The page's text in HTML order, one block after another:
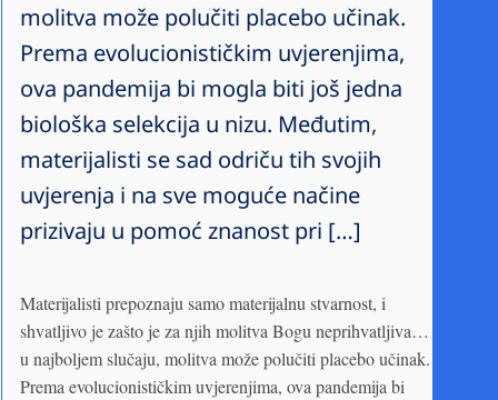
molitva može polučiti placebo učinak.
Prema evolucionističkim uvjerenjima,
ova pandemija bi mogla biti još jedna
biološka selekcija u nizu. Međutim,
materijalisti se sad odriču tih svojih
uvjerenja i na sve moguće načine
prizivaju u pomoć znanost pri […]
Materijalisti prepoznaju samo materijalnu stvarnost, i
shvatljivo je zašto je za njih molitva Bogu neprihvatljiva…
u najboljem slučaju, molitva može polučiti placebo učinak.
Prema evolucionističkim uvjerenjima, ova pandemija bi